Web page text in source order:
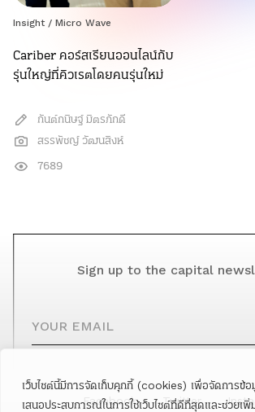
เว็บไซต์นี้มีการจัดเก็บคุกกี้ (cookies) เพื่อจัดการข้
เสนอประสบการณ์ในการใช้เว็บไซต์ที่ดีที่สุดและช่วยเ
Insight / Micro Wave
Cariber คอร์สเรียนออนไลน์กับ
รุ่นใหญ่ที่คิวเรตโดยคนรุ่นใหม่
กันต์กนิษฐ์ มิตรภักดี
สรรพัชญ์ วัฒนสิงห์
7689
Sign up to the capital
Facebook Twitter